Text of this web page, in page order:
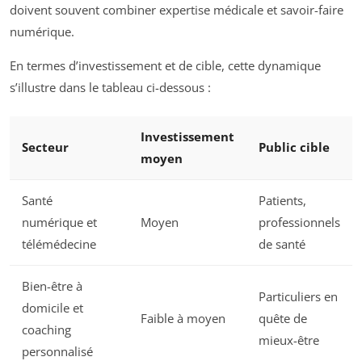
doivent souvent combiner expertise médicale et savoir-faire
numérique.
En termes d’investissement et de cible, cette dynamique
s’illustre dans le tableau ci-dessous :
Secteur
Investissement
moyen
Public cible
Santé
numérique et
télémédecine
Moyen
Patients,
professionnels
de santé
Bien-être à
domicile et
coaching
personnalisé
Faible à moyen
Particuliers en
quête de
mieux-être